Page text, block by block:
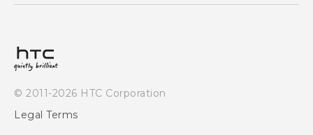
Investor
Offene Stellen
Security and Privacy Whitepaper
© 2011-2026 HTC Corporation
Legal Terms